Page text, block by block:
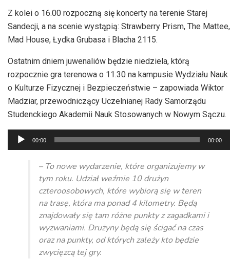
Z kolei o 16.00 rozpoczną się koncerty na terenie Starej
Sandecji, a na scenie wystąpią: Strawberry Prism, The Mattee,
Mad House, Łydka Grubasa i Blacha 2115.
Ostatnim dniem juwenaliów będzie niedziela, którą
rozpocznie gra terenowa o 11.30 na kampusie Wydziału Nauk
o Kulturze Fizycznej i Bezpieczeństwie – zapowiada Wiktor
Madziar, przewodniczący Uczelnianej Rady Samorządu
Studenckiego Akademii Nauk Stosowanych w Nowym Sączu.
Odtwarzacz
plików
dźwiękowych
00:00 00:00
– To nowe wydarzenie, które organizujemy w
tym roku. Udział weźmie 10 drużyn
czteroosobowych, które wybiorą się w teren
na trasę, która ma ponad 4 kilometry. Będą
znajdowały się tam różne punkty z zagadkami i
wyzwaniami. Drużyny będą się ścigać na czas
oraz na punkty, od którychzależy kto będzie
zwycięzcą tej gry.